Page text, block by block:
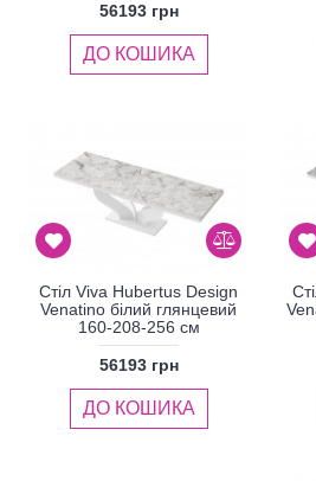
56193 грн
ДО КОШИКА
Стіл Viva Hubertus Design
Venatino білий глянцевий
160-208-256 см
56193 грн
ДО КОШИКА